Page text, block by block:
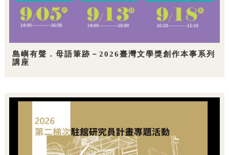
島嶼有聲．母語筆跡－2026臺灣文學獎創作本事系列
講座